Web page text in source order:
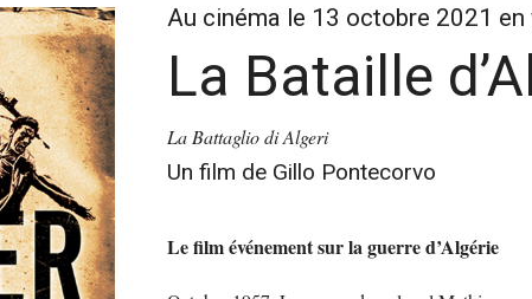
Au cinéma le 13 octobre 2021
La Bataille
La Battaglio di Algeri
Un film de Gillo Pontecorvo
Le film événement sur la guerre d’Algérie